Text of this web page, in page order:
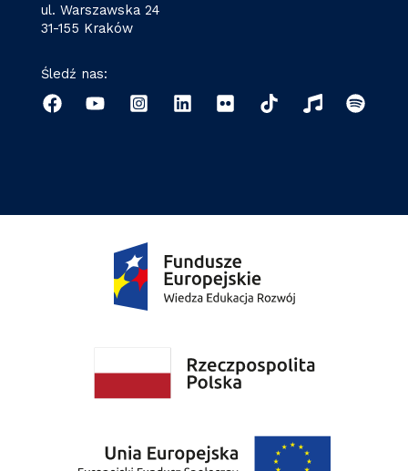
ul. Warszawska 24
31-155 Kraków
Śledź nas: